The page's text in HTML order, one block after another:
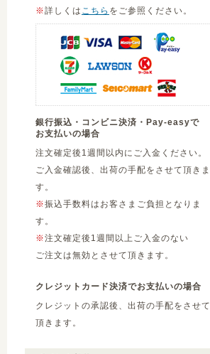
※詳しくは こちら をご参照ください。
銀行振込・コンビニ決済・Pay-easyで
お支払いの場合
注文確定後1週間以内にご入金ください。
ご入金確認後、出荷の手配をさせて頂きま
す。
※振込手数料はお客さまご負担となりま
す。
※注文確定後1週間以上ご入金のない
ご注文は無効とさせて頂きます。
クレジットカード決済でお支払いの場合
クレジットの承認後、出荷の手配をさせて
頂きます。